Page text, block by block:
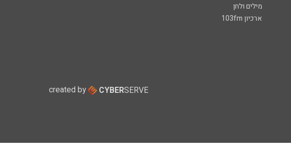
מילים ולחן
ארכיון 103fm
created by CYBERSERVE